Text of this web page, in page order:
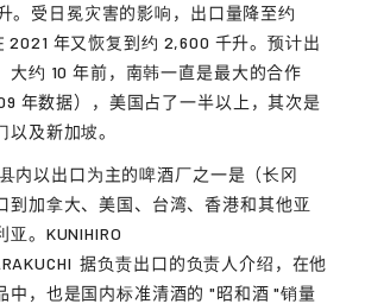
。受日冕灾害的影响，出口量降至约
2021 年又恢复到约 2,600 千升。预计出
大约 10 年前，南韩一直是最大的合作
年数据），美国占了一半以上，其次是
及新加坡。
县内以出口为主的啤酒厂之一是（长冈
到加拿大、美国、台湾、香港和其他亚
。 KUNIHIRO
据负责出口的负责人介绍，在他
中，也是国内标准清酒的 "昭和酒 "销量